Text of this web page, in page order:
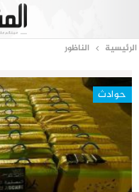
الرئيسية الناظور
حوادث